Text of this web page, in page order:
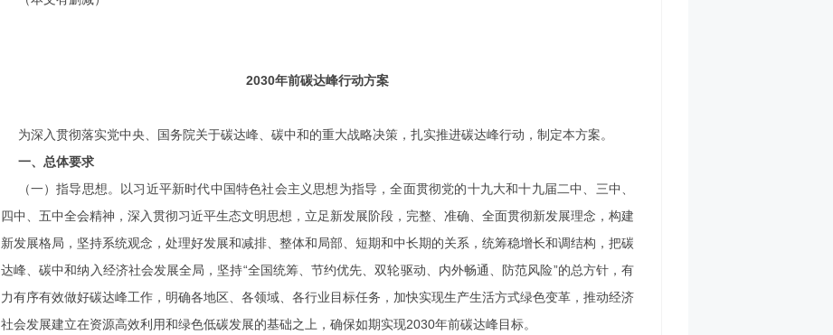
2030年前碳达峰行动方案
为深入贯彻落实党中央、国务院关于碳达峰、碳中和的重大战略决策，扎实推进碳达峰行动，制定本方案。
一、总体要求
（一）指导思想。
以习近平新时代中国特色社会主义思想为指导，全面贯彻党的十九大和十九届二中、三中、
四中、五中全会精神，深入贯彻习近平生态文明思想，立足新发展阶段，完整、准确、全面贯彻新发展理念，构建
新发展格局，坚持系统观念，处理好发展和减排、整体和局部、短期和中长期的关系，统筹稳增长和调结构，把碳
达峰、碳中和纳入经济社会发展全局，坚持“全国统筹、节约优先、双轮驱动、内外畅通、防范风险”的总方针，有
力有序有效做好碳达峰工作，明确各地区、各领域、各行业目标任务，加快实现生产生活方式绿色变革，推动经济
社会发展建立在资源高效利用和绿色低碳发展的基础之上，确保如期实现2030年前碳达峰目标。